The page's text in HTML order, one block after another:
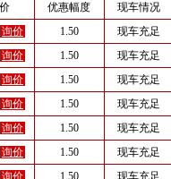
优惠幅度
现车情况
询价 1.50
现车充足
询价 1.50
现车充足
询价 1.50
现车充足
询价 1.50
现车充足
询价 1.50
现车充足
询价 1.50
现车充足
询价 1.50
现车充足